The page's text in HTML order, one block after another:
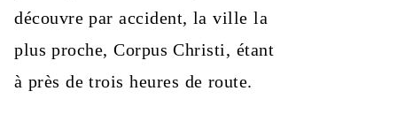
découvre par accident, la ville la
plus proche, Corpus Christi, étant
à près de trois heures de route.